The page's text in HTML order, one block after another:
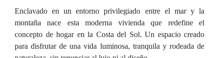
Enclavado en un entorno privilegiado entre el mar y la
montaña nace esta moderna vivienda que redefine el
concepto de hogar en la Costa del Sol. Un espacio creado
para disfrutar de una vida luminosa, tranquila y rodeada de